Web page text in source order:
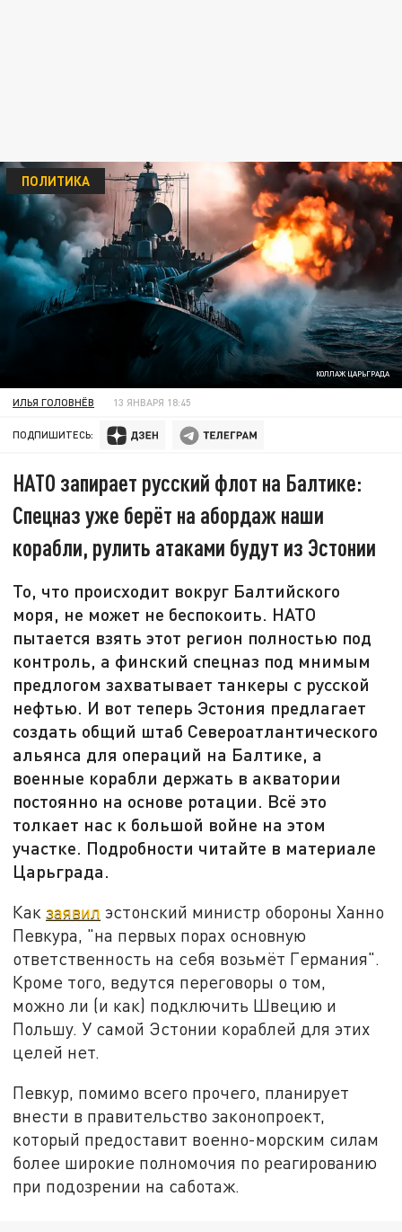
КОЛЛАЖ ЦАРЬГРАДА
ПОЛИТИКА
ИЛЬЯ ГОЛОВНЁВ 13 ЯНВАРЯ 18:45
ПОДПИШИТЕСЬ:
НАТО запирает русский флот на Балтике:
Спецназ уже берёт на абордаж наши
корабли, рулить атаками будут из Эстонии
То, что происходит вокруг Балтийского
моря, не может не беспокоить. НАТО
пытается взять этот регион полностью под
контроль, а финский спецназ под мнимым
предлогом захватывает танкеры с русской
нефтью. И вот теперь Эстония предлагает
создать общий штаб Североатлантического
альянса для операций на Балтике, а
военные корабли держать в акватории
постоянно на основе ротации. Всё это
толкает нас к большой войне на этом
участке. Подробности читайте в материале
Царьграда.
Какзаявил эстонский министр обороны Ханно
Певкура, "на первых порах основную
ответственность на себя возьмёт Германия".
Кроме того, ведутся переговоры о том,
можно ли (и как) подключить Швецию и
Польшу. У самой Эстонии кораблей для этих
целей нет.
Певкур, помимо всего прочего, планирует
внести в правительство законопроект,
который предоставит военно-морским силам
более широкие полномочия по реагированию
при подозрении на саботаж.